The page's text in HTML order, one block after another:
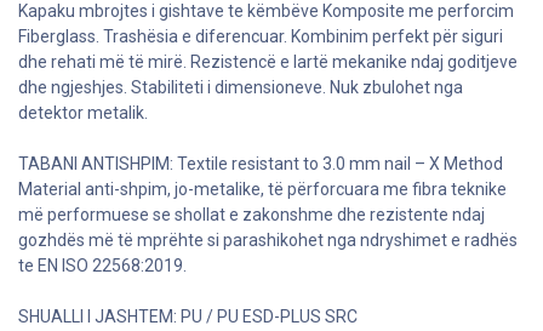
Kapaku mbrojtes i gishtave te këmbëve Komposite me perforcim
Fiberglass. Trashësia e diferencuar. Kombinim perfekt për siguri
dhe rehati më të mirë. Rezistencë e lartë mekanike ndaj goditjeve
dhe ngjeshjes. Stabiliteti i dimensioneve. Nuk zbulohet nga
detektor metalik.
TABANI ANTISHPIM: Textile resistant to 3.0 mm nail – X Method
Material anti-shpim, jo-metalike, të përforcuara me fibra teknike
më performuese se shollat e zakonshme dhe rezistente ndaj
gozhdës më të mprëhte si parashikohet nga ndryshimet e radhës
te EN ISO 22568:2019.
SHUALLI I JASHTEM: PU / PU ESD-PLUS SRC